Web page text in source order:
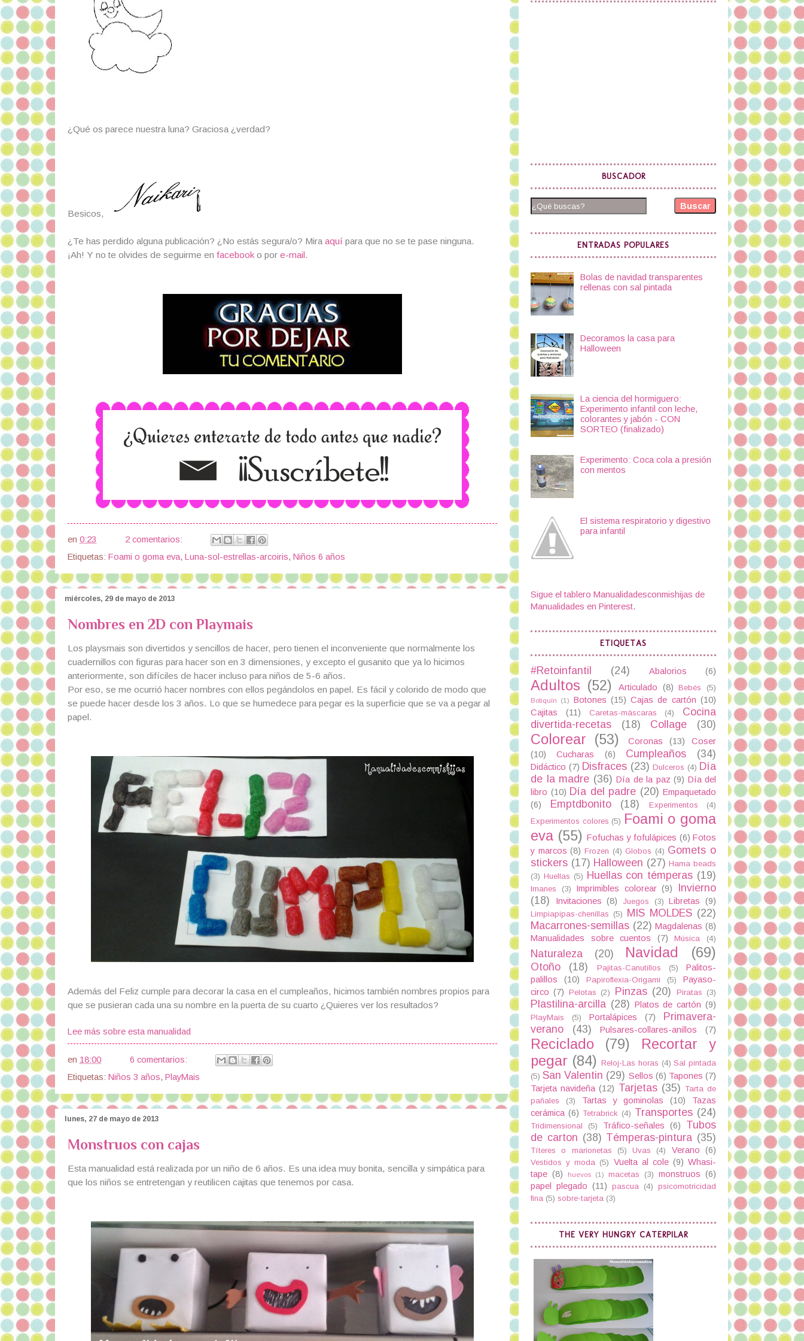
¿Qué os parece nuestra luna? Graciosa ¿verdad?
Besicos,
¿Te has perdido alguna publicación? ¿No estás segura/o? Mira aquí para que no se te pase ninguna.
¡Ah! Y no te olvides de seguirme en facebook o por e-mail.
en 0:23
2 comentarios:
Etiquetas: Foami o goma eva, Luna-sol-estrellas-arcoiris, Niños 6 años
miércoles, 29 de mayo de 2013
Nombres en 2D con Playmais
Los playsmais son divertidos y sencillos de hacer, pero tienen el inconveniente que normalmente los
cuadernillos con figuras para hacer son en 3 dimensiones, y excepto el gusanito que ya lo hicimos
anteriormente, son difíciles de hacer incluso para niños de 5-6 años.
Por eso, se me ocurrió hacer nombres con ellos pegándolos en papel. Es fácil y colorido de modo que
se puede hacer desde los 3 años. Lo que se humedece para pegar es la superficie que se va a pegar al
papel.
Además del Feliz cumple para decorar la casa en el cumpleaños, hicimos también nombres propios para
que se pusieran cada una su nombre en la puerta de su cuarto ¿Quieres ver los resultados?
Lee más sobre esta manualidad
en 18:00
6 comentarios:
Etiquetas: Niños 3 años, PlayMais
lunes, 27 de mayo de 2013
Monstruos con cajas
Esta manualidad está realizada por un niño de 6 años. Es una idea muy bonita, sencilla y simpática para
que los niños se entretengan y reutilicen cajitas que tenemos por casa.
BUSCADOR
Buscar
ENTRADAS POPULARES
Bolas de navidad transparentes
rellenas con sal pintada
Decoramos la casa para
Halloween
La ciencia del hormiguero:
Experimento infantil con leche,
colorantes y jabón - CON
SORTEO (finalizado)
Experimento: Coca cola a presión
con mentos
El sistema respiratorio y digestivo
para infantil
Sigue el tablero Manualidadesconmishijas de
Manualidades en Pinterest.
ETIQUETAS
#Retoinfantil (24) Abalorios (6)
Adultos (52) Articulado (8) Bebés (5)
Botiquín (1) Botones (15) Cajas de cartón (10)
Cajitas
(11) Caretas-máscaras (4)
Cocina
divertida-recetas
(18) Collage (30)
Colorear (53) Coronas (13)
Coser
(10)
Cucharas (6) Cumpleaños (34)
Didáctico (7) Disfraces (23) Dulceros (4) Día
de la madre (36) Día de la paz (9) Día del
libro (10) Día del padre (20) Empaquetado
(6)
Emptdbonito (18) Experimentos
(4)
Experimentos colores (5) Foami o goma
eva (55) Fofuchas y fofulápices (6) Fotos
y marcos (8) Frozen (4) Globos (4) Gomets o
stickers (17) Halloween (27) Hama beads
(3) Huellas (5) Huellas con témperas (19)
Imanes (3) Imprimibles colorear (9)
Invierno
(18)
Invitaciones (8) Juegos (3) Libretas (9)
Limpiapipas-chenillas (5) MIS MOLDES (22)
Macarrones-semillas (22) Magdalenas (8)
Manualidades sobre cuentos
(7) Música (4)
Naturaleza (20) Navidad (69)
Otoño (18) Pajitas-Canutillos (5)
Palitos-
palillos
(10) Papiroflexia-Origami (5)
Payaso-
circo (7) Pelotas (2) Pinzas (20) Piratas (3)
Plastilina-arcilla (28) Platos de cartón (9)
PlayMais (5) Portalápices (7)
Primavera-
verano
(43) Pulsares-collares-anillos (7)
Reciclado (79)
Recortar y
pegar (84) Reloj-Las horas (4) Sal pintada
(5) San Valentin (29) Sellos (6) Tapones (7)
Tarjeta navideña (12) Tarjetas (35) Tarta de
pañales
(3) Tartas y gominolas (10)
Tazas
cerámica (6) Tetrabrick (4) Transportes (24)
Tridimensional (5) Tráfico-señales (6)
Tubos
de carton (38) Témperas-pintura (35)
Títeres o marionetas (5) Uvas (4) Verano (6)
Vestidos y moda (5) Vuelta al cole (9) Whasi-
tape (8) huevos (1) macetas (3) monstruos (6)
papel plegado (11) pascua (4) psicomotricidad
fina (5) sobre-tarjeta (3)
THE VERY HUNGRY CATERPILAR